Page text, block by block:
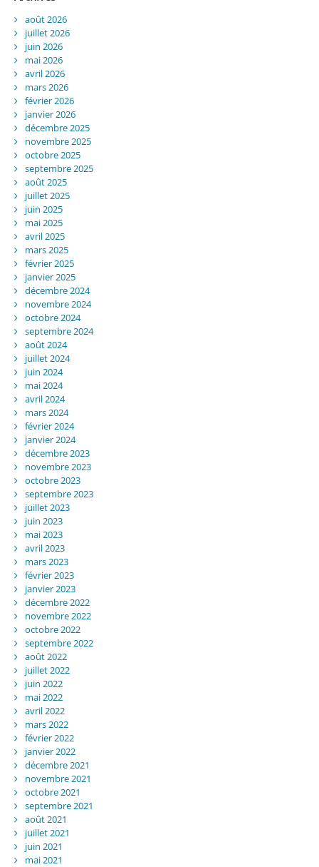
août 2026
juillet 2026
juin 2026
mai 2026
avril 2026
mars 2026
février 2026
janvier 2026
décembre 2025
novembre 2025
octobre 2025
septembre 2025
août 2025
juillet 2025
juin 2025
mai 2025
avril 2025
mars 2025
février 2025
janvier 2025
décembre 2024
novembre 2024
octobre 2024
septembre 2024
août 2024
juillet 2024
juin 2024
mai 2024
avril 2024
mars 2024
février 2024
janvier 2024
décembre 2023
novembre 2023
octobre 2023
septembre 2023
juillet 2023
juin 2023
mai 2023
avril 2023
mars 2023
février 2023
janvier 2023
décembre 2022
novembre 2022
octobre 2022
septembre 2022
août 2022
juillet 2022
juin 2022
mai 2022
avril 2022
mars 2022
février 2022
janvier 2022
décembre 2021
novembre 2021
octobre 2021
septembre 2021
août 2021
juillet 2021
juin 2021
mai 2021